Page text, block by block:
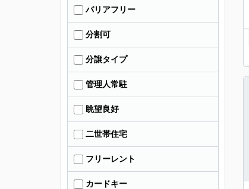
バリアフリー
分割可
分譲タイプ
管理人常駐
眺望良好
二世帯住宅
フリーレント
カードキー